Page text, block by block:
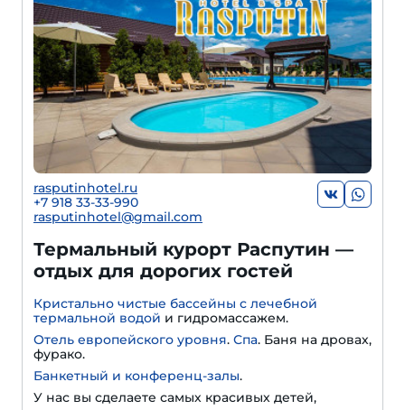
rasputinhotel.ru
+7 918 33-33-990
rasputinhotel@gmail.com
Термальный курорт Распутин —
отдых для дорогих гостей
Кристально чистые бассейны с лечебной
термальной водой и гидромассажем.
Отель европейского уровня. Спа. Баня на дровах,
фурако.
Банкетный и конференц-залы.
У нас вы сделаете самых красивых детей,